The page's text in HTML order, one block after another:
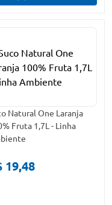
Natural One Laranja
Fruta 1,7L - Linha
19,48